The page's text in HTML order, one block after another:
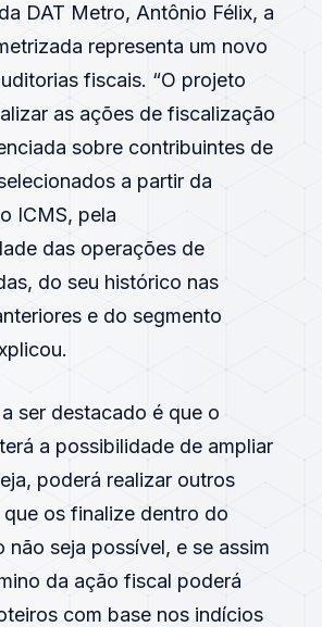
DAT Metro, Antônio Félix, a
representa um novo
fiscais. “O projeto
as ações de fiscalização
sobre contribuintes de
a partir da
ICMS, pela
das operações de
do seu histórico nas
e do segmento
ser destacado é que o
a possibilidade de ampliar
poderá realizar outros
os finalize dentro do
não seja possível, e se assim
da ação fiscal poderá
com base nos indícios